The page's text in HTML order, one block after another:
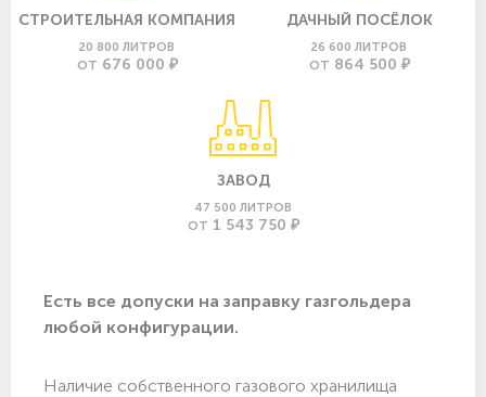
СТРОИТЕЛЬНАЯ КОМПАНИЯ
20 800 ЛИТРОВ
ОТ 676 000 ₽
ДАЧНЫЙ ПОСЁЛОК
26 600 ЛИТРОВ
ОТ 864 500 ₽
ЗАВОД
47 500 ЛИТРОВ
ОТ 1 543 750 ₽
Есть все допуски нa заправку газгольдера
любой конфигурации.
Наличие собственного газового хранилища